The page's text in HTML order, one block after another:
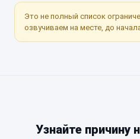
Это не полный список
озвучиваем на месте, до
Узнайте причину